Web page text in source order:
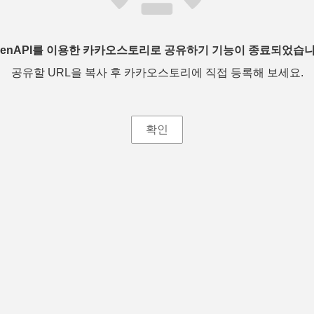
를 이용한 카카오스토리로 공유하기 기능이 종료되었습
공유할 URL을 복사 후 카카오스토리에 직접 등록해 보세요.
확인